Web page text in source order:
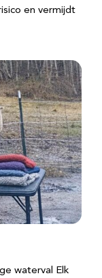
en vermijdt
waterval Elk